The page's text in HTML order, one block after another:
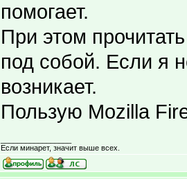
помогает.
При этом
под собой. Если я
возникает.
Пользую Mozilla
Если минарет, значит выше всех.